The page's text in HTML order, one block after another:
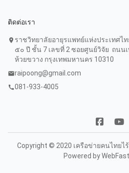
ติดต่อเรา
location_on ราชวิทยาลัยอายุรแพทย์แห่งประเทศ
๕๐ ปี ชั้น 7 เลขที่ 2 ซอยศูนย์วิจัย ถนน
ห้วยขวาง กรุงเทพมหานคร 10310
mailraipoong@gmail.com
call081-933-4005
Copyright © 2020 เครือข่ายคนไทยไร้
Powered by